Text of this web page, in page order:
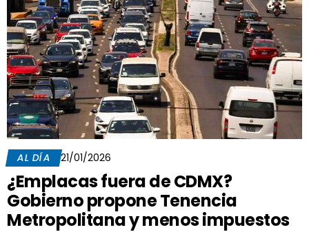
AL DÍA 21/01/2026
¿Emplacas fuera de CDMX?
Gobierno propone Tenencia
Metropolitana y menos impuestos